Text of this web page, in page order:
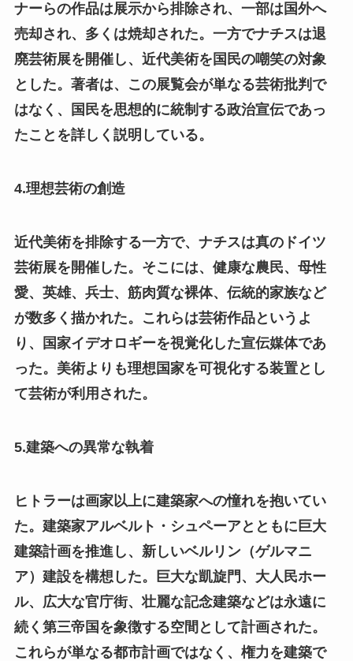
ナーらの作品は展示から排除され、一部は国外へ
売却され、多くは焼却された。一方でナチスは退
廃芸術展を開催し、近代美術を国民の嘲笑の対象
とした。著者は、この展覧会が単なる芸術批判で
はなく、国民を思想的に統制する政治宣伝であっ
たことを詳しく説明している。
4.理想芸術の創造
近代美術を排除する一方で、ナチスは真のドイツ
芸術展を開催した。そこには、健康な農民、母性
愛、英雄、兵士、筋肉質な裸体、伝統的家族など
が数多く描かれた。これらは芸術作品というよ
り、国家イデオロギーを視覚化した宣伝媒体であ
った。美術よりも理想国家を可視化する装置とし
て芸術が利用された。
5.建築への異常な執着
ヒトラーは画家以上に建築家への憧れを抱いてい
た。建築家アルベルト・シュペーアとともに巨大
建築計画を推進し、新しいベルリン（ゲルマニ
ア）建設を構想した。巨大な凱旋門、大人民ホー
ル、広大な官庁街、壮麗な記念建築などは永遠に
続く第三帝国を象徴する空間として計画された。
これらが単なる都市計画ではなく、権力を建築で